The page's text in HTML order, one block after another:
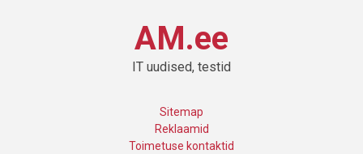
AM.ee
IT uudised, testid
Sitemap
Reklaamid
Toimetuse kontaktid